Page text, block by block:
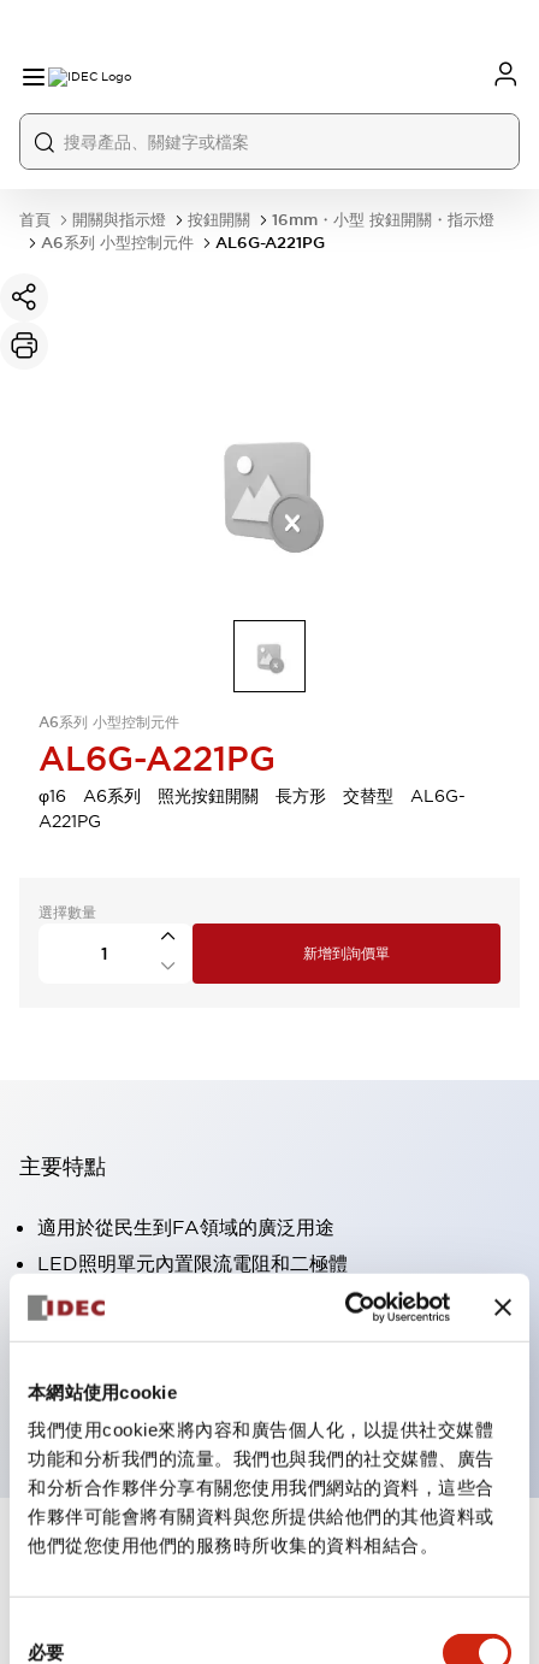
本網站使用cookie
我們使用cookie來將內容和廣告個人化，以提供社交媒體
功能和分析我們的流量。我們也與我們的社交媒體、廣告
和分析合作夥伴分享有關您使用我們網站的資料，這些合
作夥伴可能會將有關資料與您所提供給他們的其他資料或
他們從您使用他們的服務時所收集的資料相結合。
必要
首頁 開關與指示燈 按鈕開關
16mm・小型 按鈕開關・指示燈
A6系列 小型控制元件
AL6G-A221PG
A6系列 小型控制元件
AL6G-A221PG
φ16 A6系列 照光按鈕開關 長方形 交替型 AL6G-
A221PG
選擇數量
新增到詢價單
主要特點
適用於從民生到FA領域的廣泛用途
LED照明單元內置限流電阻和二極體
防護結構具備IP40和IP65等級。（IEC 60529）
獲得UL・CSA認證。符合EN（歐洲）標準。 獲得CCC
可使用專用配件輕鬆更換為Φ22閃光輪廓
規格